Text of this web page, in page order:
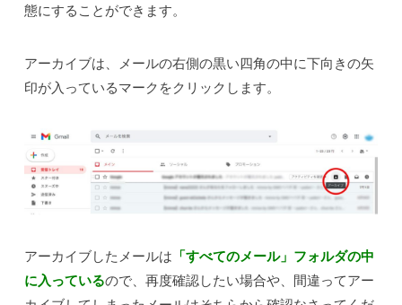
態にすることができます。
アーカイブは、メールの右側の黒い四角の中に下向きの矢
印が入っているマークをクリックします。
アーカイブしたメールは 「すべてのメール」フォルダの中
に入っているので、再度確認したい場合や、間違ってアー